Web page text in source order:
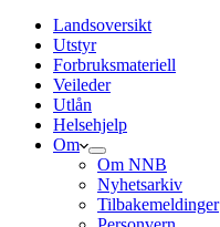
Landsoversikt
Utstyr
Forbruksmateriell
Veileder
Utlån
Helsehjelp
Om
Om NNB
Nyhetsarkiv
Tilbakemeldinger